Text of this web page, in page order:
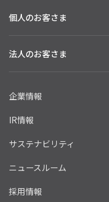
個人のお客さま
法人のお客さま
企業情報
IR情報
サステナビリティ
ニュースルーム
採用情報